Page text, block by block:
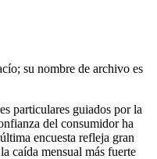
particulares guiados por la
del consumidor ha
encuesta refleja gran
caída mensual más fuerte